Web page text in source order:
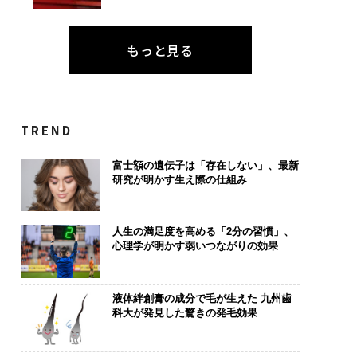
もっと見る
TREND
富士額の遺伝子は「存在しない」、最新
研究が明かす生え際の仕組み
人生の満足度を高める「2分の習慣」、
心理学が明かす弱いつながりの効果
液体絆創膏の成分で毛が生えた 九州歯
科大が発見した驚きの発毛効果